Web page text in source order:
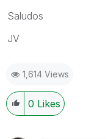
Saludos
JV
1,614 Views
0 Likes